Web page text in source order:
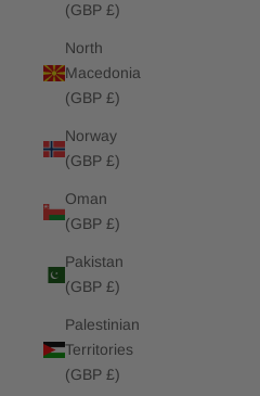
(GBP £)
North
Macedonia
(GBP £)
Norway
(GBP £)
Oman
(GBP £)
Pakistan
(GBP £)
Palestinian
Territories
(GBP £)